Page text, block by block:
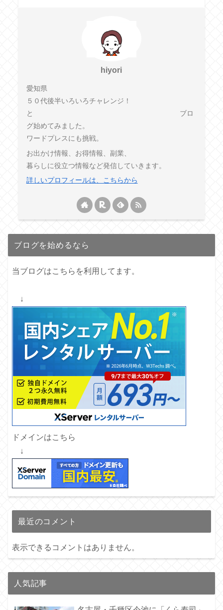
hiyori
愛知県
５０代後半いろいろチャレンジ！
と ブロ
グ始めてみました。
ワードプレスにも挑戦。
お出かけ情報、お得情報、副業、
暮らしに役立つ情報など発信していきます。
詳しいプロフィールは、こちらから
ブログを始めるなら
当ブログはこちらを利用してます。
↓
ドメインはこちら
↓
最近のコメント
表示できるコメントはありません。
人気記事